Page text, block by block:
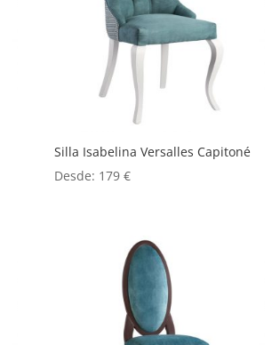
Silla Isabelina Versalles Capitoné
Desde: 179€